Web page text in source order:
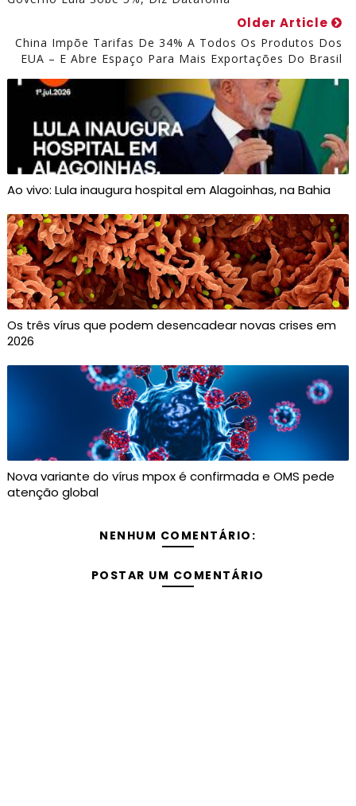
Older Article
China Impõe Tarifas De 34% A Todos Os Produtos Dos
EUA – E Abre Espaço Para Mais Exportações Do Brasil
Ao vivo: Lula inaugura hospital em Alagoinhas, na Bahia
Os três vírus que podem desencadear novas crises em
2026
Nova variante do vírus mpox é confirmada e OMS pede
atenção global
NENHUM COMENTÁRIO:
POSTAR UM COMENTÁRIO